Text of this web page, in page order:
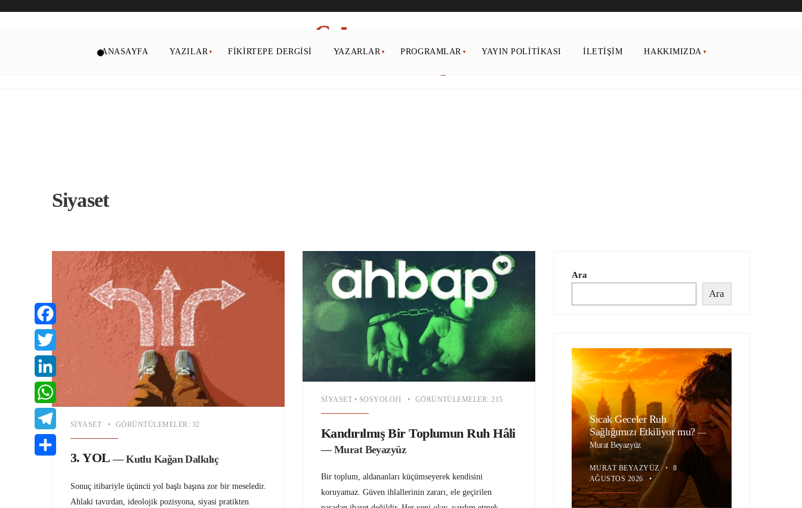
ANASAYFA YAZILAR FIKIRTEPE DERGISI YAZARLAR PROGRAMLAR YAYIN POLITIKASI İLETIŞIM HAKKIMIZDA
Siyaset
SIYASET • GÖRÜNTÜLEMELER: 32
3. YOL — Kutlu Kağan Dalkılıç
Sonuç itibariyle üçüncü yol başlı başına zor bir meseledir.
Ahlaki tavırdan, ideolojik pozisyona, siyasi pratikten
SIYASET • SOSYOLOJI • GÖRÜNTÜLEMELER: 215
Kandırılmış Bir Toplumun Ruh Hâli
— Murat Beyazyüz
Bir toplum, aldananları küçümseyerek kendisini
koruyamaz. Güven ihlallerinin zararı, ele geçirilen
Ara
Ara
Sıcak Geceler Ruh
Sağlığımızı Etkiliyor mu?—
Murat Beyazyüz
MURAT BEYAZYÜZ •
8
AĞUSTOS 2026
•
Facebook
Twitter
LinkedIn
WhatsApp
Telegram